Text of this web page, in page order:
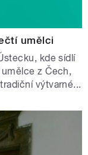
umělci
kde sídlí
z Čech,
výtvarné...